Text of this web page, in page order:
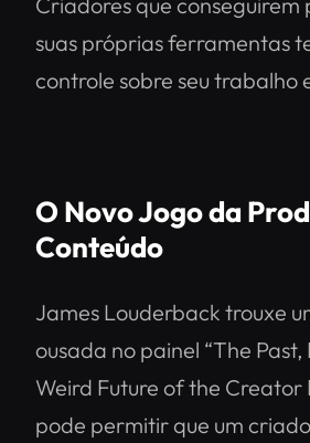
suas próprias ferramentas
controle sobre seu trabalho
O Novo Jogo da
Conteúdo
James Louderback trouxe
ousada no painel “The
Weird Future of the Creator
pode permitir que um